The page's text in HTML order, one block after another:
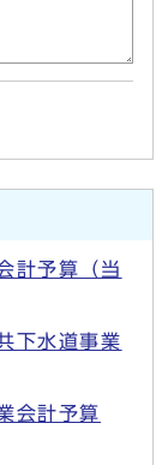
計予算（当
下水道事業
会計予算